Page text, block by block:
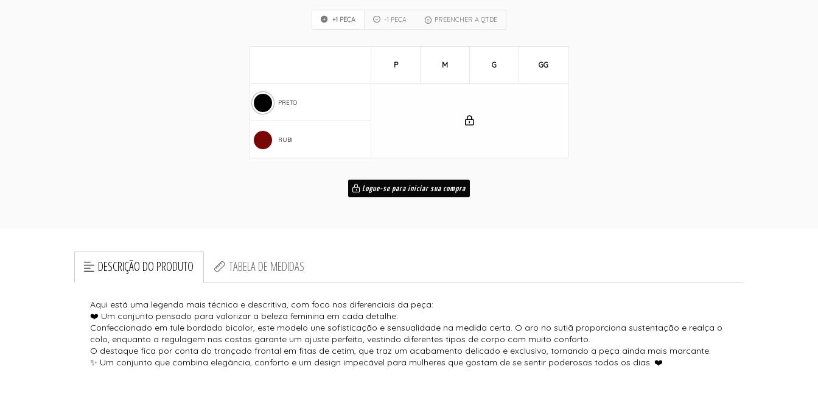
+1 PEÇA -1 PEÇA PREENCHER A QTDE
PRETO
RUBI
P M G GG
Logue-se para iniciar sua compra
DESCRIÇÃO DO PRODUTO TABELA DE MEDIDAS
Aqui está uma legenda mais técnica e descritiva, com foco nos diferenciais da peça:
❤️ Um conjunto pensado para valorizar a beleza feminina em cada detalhe.
Confeccionado em tule bordado bicolor, este modelo une sofisticação e sensualidade na medida certa. O aro no sutiã proporciona sustentação e realça o
colo, enquanto a regulagem nas costas garante um ajuste perfeito, vestindo diferentes tipos de corpo com muito conforto.
O destaque fica por conta do trançado frontal em fitas de cetim, que traz um acabamento delicado e exclusivo, tornando a peça ainda mais marcante.
✨ Um conjunto que combina elegância, conforto e um design impecável para mulheres que gostam de se sentir poderosas todos os dias. ❤️